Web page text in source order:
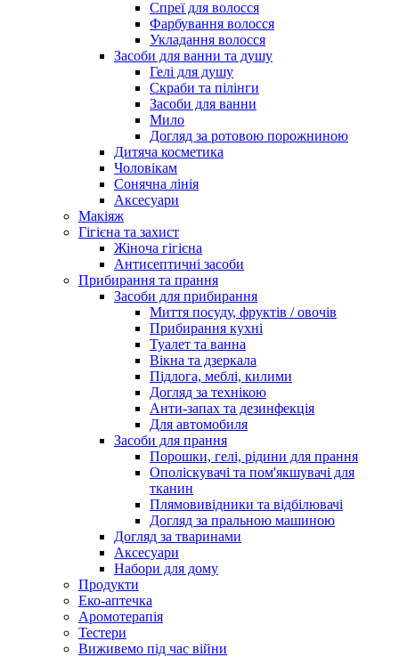
Спреї для волосся
Фарбування волосся
Укладання волосся
Засоби для ванни та душу
Гелі для душу
Скраби та пілінги
Засоби для ванни
Мило
Догляд за ротовою порожниною
Дитяча косметика
Чоловікам
Сонячна лінія
Аксесуари
Макіяж
Гігієна та захист
Жіноча гігієна
Антисептичні засоби
Прибирання та прання
Засоби для прибирання
Миття посуду, фруктів / овочів
Прибирання кухні
Туалет та ванна
Вікна та дзеркала
Підлога, меблі, килими
Догляд за технікою
Анти-запах та дезинфекція
Для автомобиля
Засоби для прання
Порошки, гелі, рідини для прання
Ополіскувачі та пом'якшувачі для
тканин
Плямовивідники та відбілювачі
Догляд за пральною машиною
Догляд за тваринами
Аксесуари
Набори для дому
Продукти
Еко-аптечка
Аромотерапія
Тестери
Виживемо під час війни